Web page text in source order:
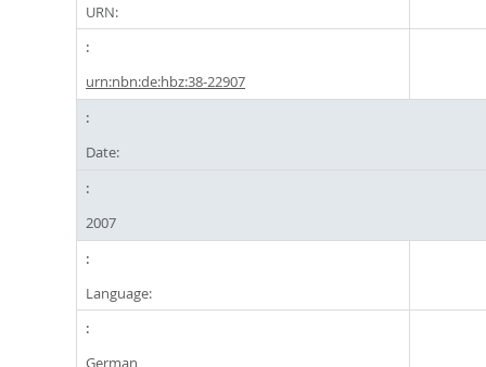
URN:
urn:nbn:de:hbz:38-22907
Date:
2007
Language:
German